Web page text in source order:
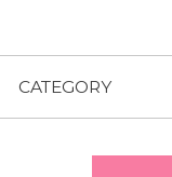
CATEGORY